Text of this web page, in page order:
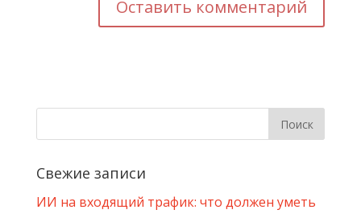
Свежие записи
ИИ на входящий трафик: что должен уметь